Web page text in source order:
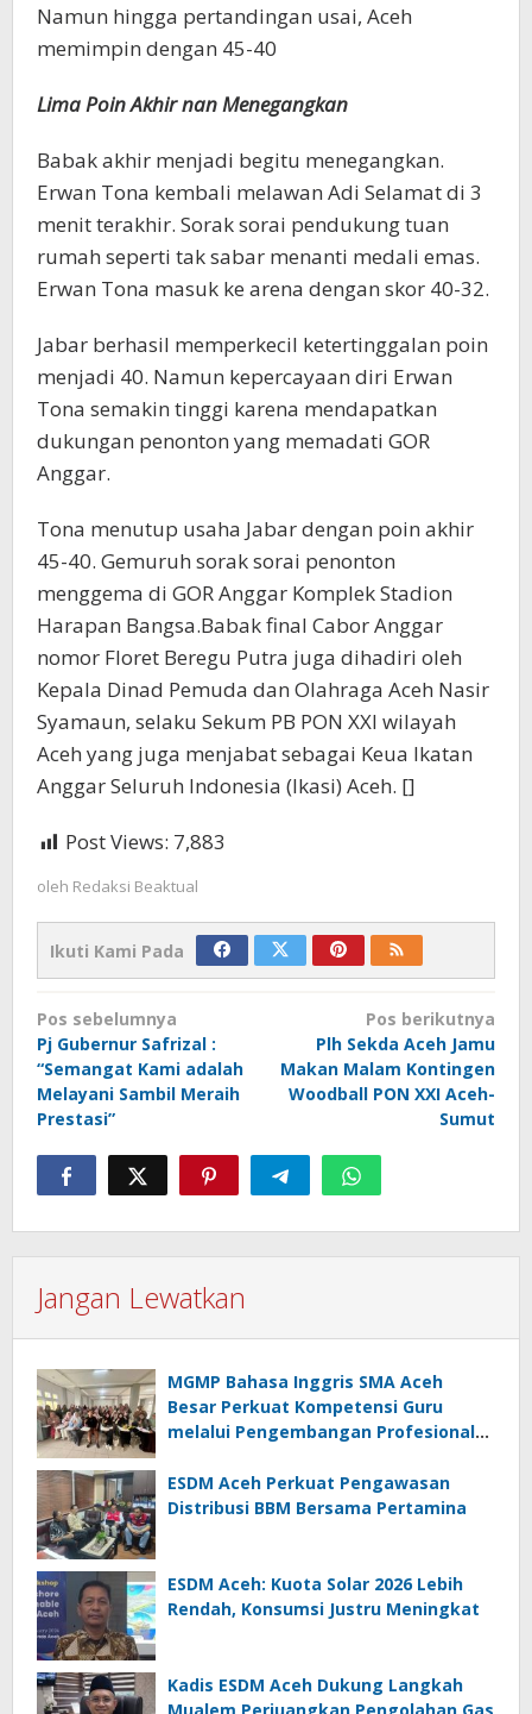
Namun hingga pertandingan usai, Aceh
memimpin dengan 45-40
Lima Poin Akhir nan Menegangkan
Babak akhir menjadi begitu menegangkan.
Erwan Tona kembali melawan Adi Selamat di 3
menit terakhir. Sorak sorai pendukung tuan
rumah seperti tak sabar menanti medali emas.
Erwan Tona masuk ke arena dengan skor 40-32.
Jabar berhasil memperkecil ketertinggalan poin
menjadi 40. Namun kepercayaan diri Erwan
Tona semakin tinggi karena mendapatkan
dukungan penonton yang memadati GOR
Anggar.
Tona menutup usaha Jabar dengan poin akhir
45-40. Gemuruh sorak sorai penonton
menggema di GOR Anggar Komplek Stadion
Harapan Bangsa.Babak final Cabor Anggar
nomor Floret Beregu Putra juga dihadiri oleh
Kepala Dinad Pemuda dan Olahraga Aceh Nasir
Syamaun, selaku Sekum PB PON XXI wilayah
Aceh yang juga menjabat sebagai Keua Ikatan
Anggar Seluruh Indonesia (Ikasi) Aceh. []
Post Views: 7,883
oleh Redaksi Beaktual
Ikuti Kami Pada
Navigasi
pos
Pos sebelumnya
Pj Gubernur Safrizal :
“Semangat Kami adalah
Melayani Sambil Meraih
Prestasi”
Pos berikutnya
Plh Sekda Aceh Jamu
Makan Malam Kontingen
Woodball PON XXI Aceh-
Sumut
Jangan Lewatkan
MGMP Bahasa Inggris SMA Aceh
Besar Perkuat Kompetensi Guru
melalui Pengembangan Profesional
ESDM Aceh Perkuat Pengawasan
Distribusi BBM Bersama Pertamina
ESDM Aceh: Kuota Solar 2026 Lebih
Rendah, Konsumsi Justru Meningkat
Kadis ESDM Aceh Dukung Langkah